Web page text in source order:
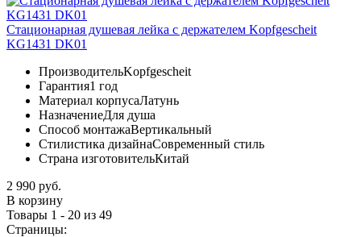
Стационарная душевая лейка с держателем Kopfgescheit
KG1431 DK01
ПроизводительKopfgescheit
Гарантия1 год
Материал корпусаЛатунь
НазначениеДля душа
Способ монтажаВертикальный
Стилистика дизайнаСовременный стиль
Страна изготовительКитай
2 990 руб.
В корзину
Товары 1 - 20 из 49
Страницы: